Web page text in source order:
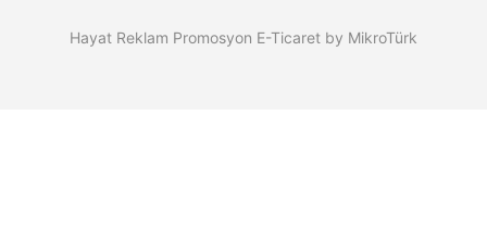
Hayat Reklam Promosyon E-Ticaret by MikroTürk